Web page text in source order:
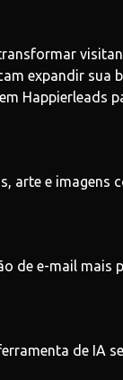
expandir
em Happierleads
arte e imagens
de e-mail mais
de IA